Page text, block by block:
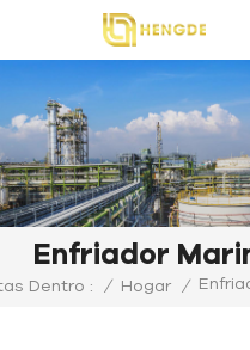
Enfriador
Dentro : / Hogar /